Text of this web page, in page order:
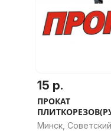
15 р.
ПРОКАТ
ЭЛЕКТРИЧЕСКИЕ)
Минск, Советский